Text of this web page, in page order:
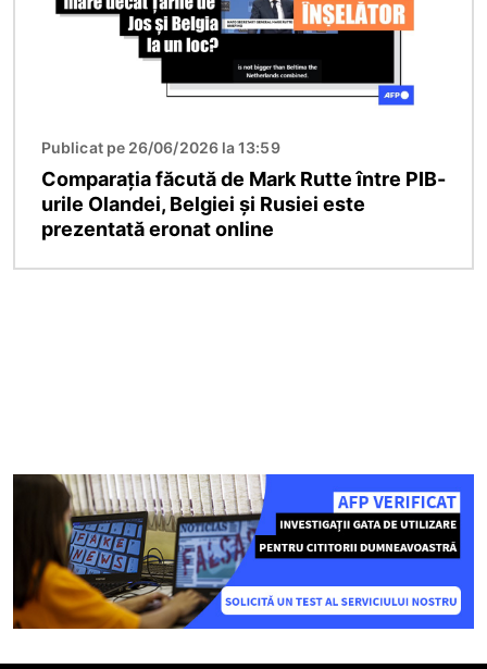
Publicat pe 26/06/2026 la 13:59
Comparația făcută de Mark Rutte între PIB-
urile Olandei, Belgiei și Rusiei este
prezentată eronat online